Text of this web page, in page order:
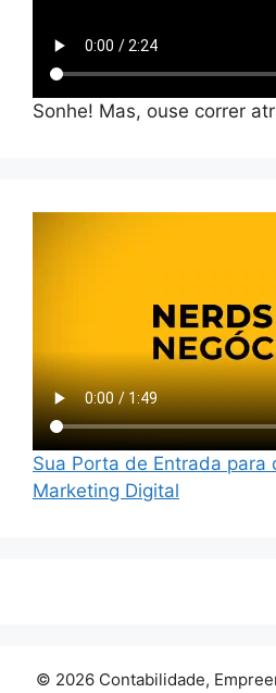
Sonhe! Mas, ouse correr
Sua Porta de Entrada para
Marketing Digital
© 2026 Contabilidade,